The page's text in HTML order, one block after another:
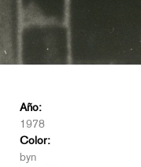
Año:
1978
Color:
byn